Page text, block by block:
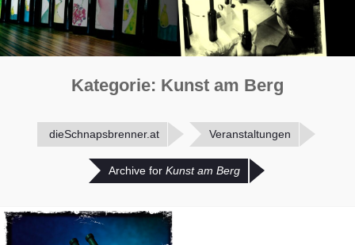
Kategorie: Kunst am Berg
dieSchnapsbrenner.at Veranstaltungen
Archive for Kunst am Berg